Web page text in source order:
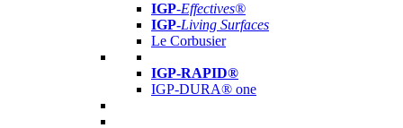
IGP-Effectives®
IGP-Living Surfaces
Le Corbusier
IGP-RAPID®
IGP-DURA® one